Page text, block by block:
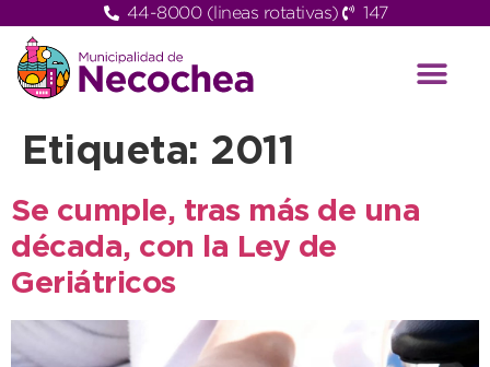
44-8000 (lineas rotativas) 147
Etiqueta: 2011
Se cumple, tras más de una
década, con la Ley de
Geriátricos